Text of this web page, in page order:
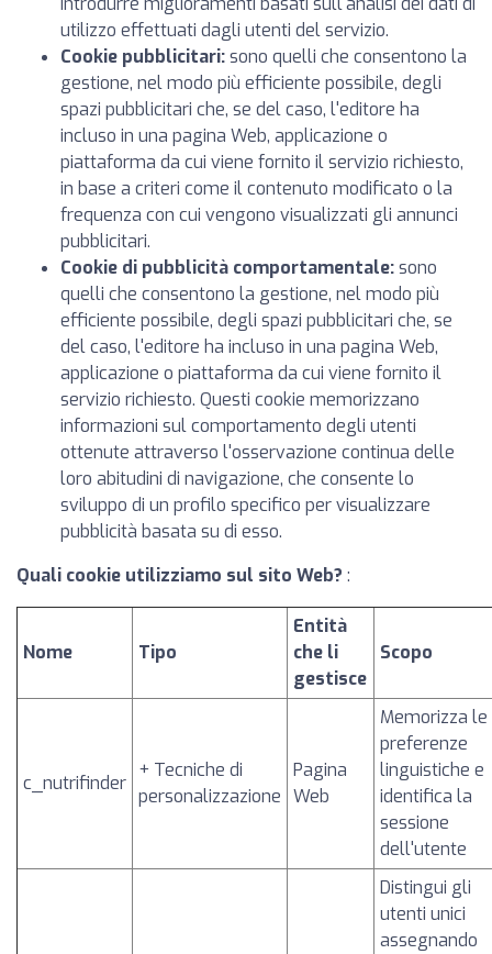
utilizzo effettuati dagli utenti del servizio.
Cookie pubblicitari:sono quelli che consentono la
gestione, nel modo più efficiente possibile, degli
spazi pubblicitari che, se del caso, l'editore ha
incluso in una pagina Web, applicazione o
piattaforma da cui viene fornito il servizio richiesto,
in base a criteri come il contenuto modificato o la
frequenza con cui vengono visualizzati gli annunci
pubblicitari.
Cookie di pubblicità comportamentale:sono
quelli che consentono la gestione, nel modo più
efficiente possibile, degli spazi pubblicitari che, se
del caso, l'editore ha incluso in una pagina Web,
applicazione o piattaforma da cui viene fornito il
servizio richiesto. Questi cookie memorizzano
informazioni sul comportamento degli utenti
ottenute attraverso l'osservazione continua delle
loro abitudini di navigazione, che consente lo
sviluppo di un profilo specifico per visualizzare
pubblicità basata su di esso.
Quali cookie utilizziamo sul sito Web? :
Nome Tipo
Entità
che li
gestisce
Scopo
c_nutrifinder
+ Tecniche di
personalizzazione
Pagina
Web
Memorizza le
preferenze
linguistiche e
identifica la
sessione
dell'utente
Distingui gli
utenti unici
assegnando